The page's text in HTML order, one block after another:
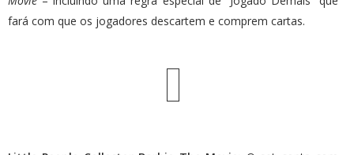
fará com que os jogadores descartem e comprem cartas.